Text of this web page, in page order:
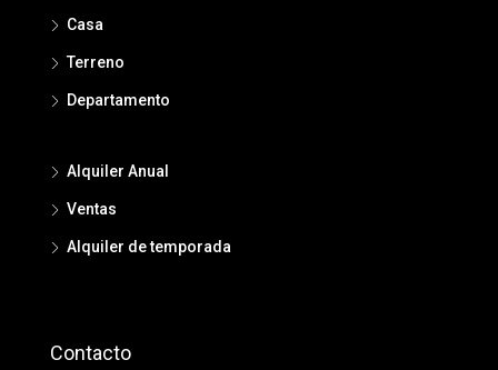
Casa
Terreno
Departamento
Alquiler Anual
Ventas
Alquiler de temporada
Contacto